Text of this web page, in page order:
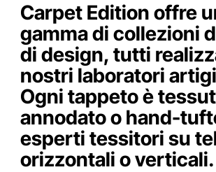
Carpet Edition offre
gamma di collezioni
di design, tutti
nostri laboratori
Ogni tappeto è
annodato o hand-
esperti tessitori su
orizzontali o verticali.